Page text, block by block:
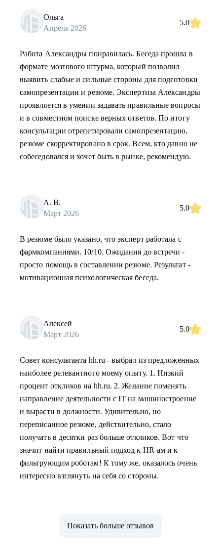
Ольга
Апрель 2026
5.0
Работа Александры понравилась. Беседа прошла в
формате мозгового штурма, который позволил
выявить слабые и сильные стороны для подготовки
самопрезентации и резюме. Экспертиза Александры
проявляется в умении задавать правильные вопросы
и в совместном поиске верных ответов. По итогу
консультации отрепетировали самопрезентацию,
резюме скорректировано в срок. Всем, кто давно не
собеседовался и хочет быть в рынке, рекомендую.
А. В.
Март 2026
5.0
В резюме было указано, что эксперт работала с
фармкомпаниями. 10/10. Ожидания до встречи -
просто помощь в составлении резюме. Результат -
мотивационная психологическая беседа.
Алексей
Март 2026
5.0
Совет консультанта hh.ru - выбрал из предложенных
наиболее релевантного моему опыту. 1. Низкий
процент откликов на hh.ru. 2. Желание поменять
направление деятельности с IT на машиностроение
и вырасти в должности. Удивительно, но
переписанное резюме, действительно, стало
получать в десятки раз больше откликов. Вот что
значит найти правильный подход к HR-ам и к
фильтрующим роботам! К тому же, оказалось очень
интересно взглянуть на себя со стороны.
Показать больше отзывов